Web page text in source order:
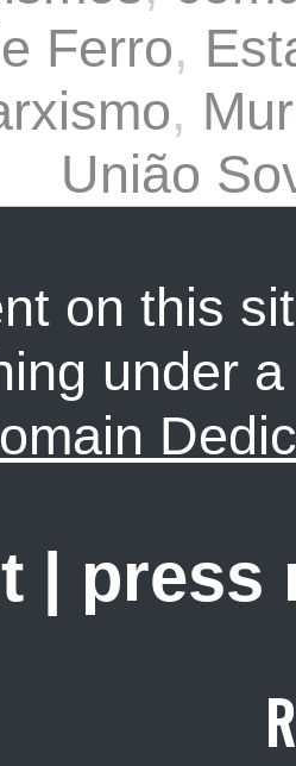
Ferro,
,
União
on this
under
press